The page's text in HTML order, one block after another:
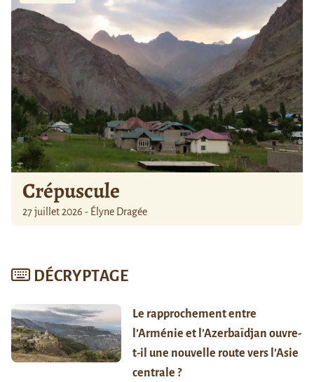
Crépuscule
27 juillet 2026 - Élyne Dragée
DÉCRYPTAGE
Le rapprochement entre
l’Arménie et l’Azerbaïdjan ouvre-
t-il une nouvelle route vers l’Asie
centrale ?